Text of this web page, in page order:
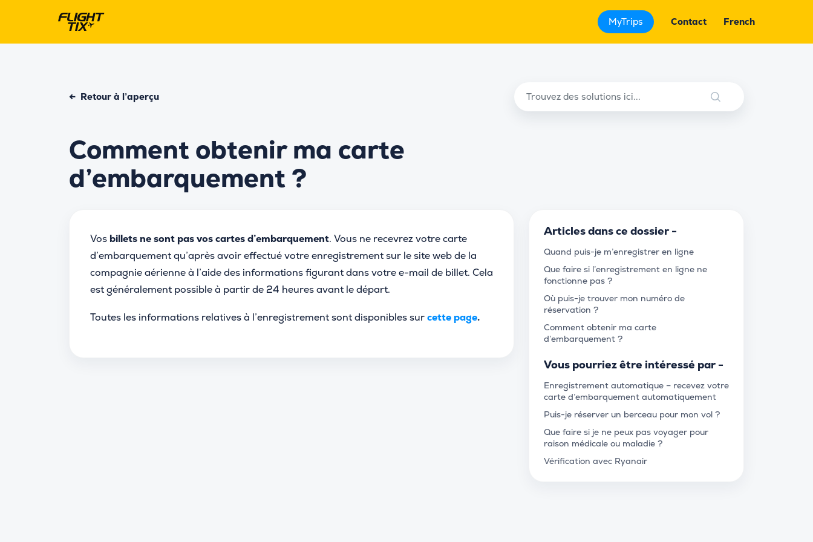
MyTrips Contact French
← Retour à l’aperçu
Comment obtenir ma carte
d’embarquement ?
Vos billets ne sont pas vos cartes d’embarquement. Vous ne recevrez votre carte
d’embarquement qu’après avoir effectué votre enregistrement sur le site web de la
compagnie aérienne à l’aide des informations figurant dans votre e-mail de billet. Cela
est généralement possible à partir de 24 heures avant le départ.
Toutes les informations relatives à l’enregistrement sont disponibles surcette page.
Articles dans ce dossier -
Quand puis-je m’enregistrer en ligne
Que faire si l’enregistrement en ligne ne
fonctionne pas ?
Où puis-je trouver mon numéro de
réservation ?
Comment obtenir ma carte
d’embarquement ?
Vous pourriez être intéressé par -
Enregistrement automatique – recevez votre
carte d’embarquement automatiquement
Puis-je réserver un berceau pour mon vol ?
Que faire si je ne peux pas voyager pour
raison médicale ou maladie ?
Vérification avec Ryanair